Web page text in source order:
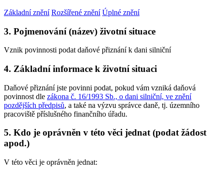
Základní znění Rozšířené znění Úplné znění
3. Pojmenování (název) životní situace
Vznik povinnosti podat daňové přiznání k dani silniční
4. Základní informace k životní situaci
Daňové přiznání jste povinni podat, pokud vám vzniká daňová
povinnost dle zákona č. 16/1993 Sb., o dani silniční, ve znění
pozdějších předpisů, a také na výzvu správce daně, tj. územního
pracoviště příslušného finančního úřadu.
5. Kdo je oprávněn v této věci jednat (podat žádost
apod.)
V této věci je oprávněn jednat: